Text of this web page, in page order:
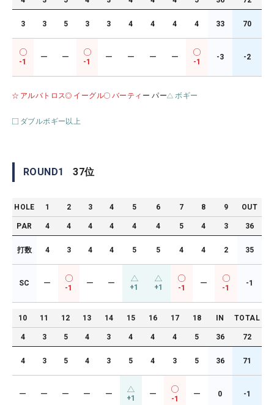
3 3 5 3 3 4 4 4 4 33 70
-1
ー ー
-1
ー ー ー ー
-1
-3 -2
アルバトロス イーグル バーティ ー パー ボギー
ダブルボギー以上
ROUND1 37位
HOLE 1 2 3 4 5 6 7 8 9 OUT
PAR 4 4 4 4 4 4 5 4 3 36
打数 4 3 4 4 5 5 4 4 2 35
SC ー
-1
ー ー +1 +1 -1
ー
-1
-1
10 11 12 13 14 15 16 17 18 IN TOTAL
4 3 5 4 3 4 4 4 5 36 72
4 3 5 4 3 5 4 3 5 36 71
ー ー ー ー ー +1 ー
-1
ー 0 -1